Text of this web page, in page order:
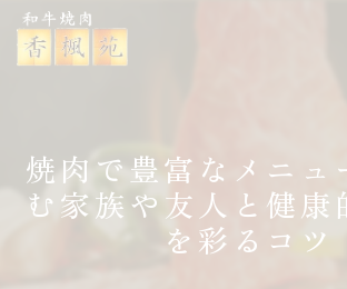
焼肉で豊富なメニュ
む家族や友人と健康
を彩るコツ